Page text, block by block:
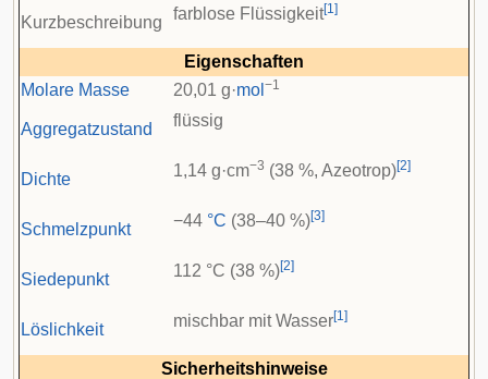
Kurzbeschreibung farblose Flüssigkeit[1]
Eigenschaften
Molare Masse
20,01 g·mol −1
Aggregatzustand flüssig
Dichte 1,14 g·cm−3 (38 %, Azeotrop)[2]
Schmelzpunkt −44 °C (38–40 %)[3]
Siedepunkt 112 °C (38 %)[2]
Löslichkeit mischbar mit Wasser[1]
Sicherheitshinweise